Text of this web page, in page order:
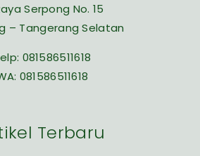
Serpong No. 15
– Tangerang Selatan
081586511618
081586511618
Terbaru